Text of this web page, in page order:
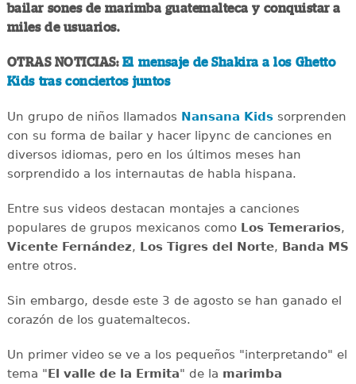
bailar sones de marimba guatemalteca y conquistar a
miles de usuarios.
OTRAS NOTICIAS: El mensaje de Shakira a los Ghetto
Kids tras conciertos juntos
Un grupo de niños llamados Nansana Kidssorprenden
con su forma de bailar y hacer lipync de canciones en
diversos idiomas, pero en los últimos meses han
sorprendido a los internautas de habla hispana.
Entre sus videos destacan montajes a canciones
populares de grupos mexicanos como Los Temerarios,
Vicente Fernández, Los Tigres del Norte, Banda MS
entre otros.
Sin embargo, desde este 3 de agosto se han ganado el
corazón de los guatemaltecos.
Un primer video se ve a los pequeños "interpretando" el
tema "El valle de la Ermita" de la marimba